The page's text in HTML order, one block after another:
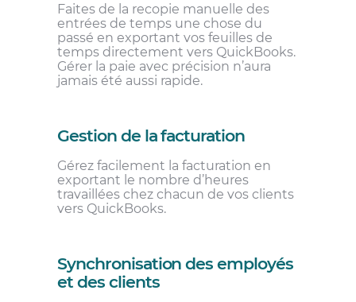
Faites de la recopie manuelle des
entrées de temps une chose du
passé en exportant vos feuilles de
temps directement vers QuickBooks.
Gérer la paie avec précision n’aura
jamais été aussi rapide.
Gestion de la facturation
Gérez facilement la facturation en
exportant le nombre d’heures
travaillées chez chacun de vos clients
vers QuickBooks.
Synchronisation des employés
et des clients